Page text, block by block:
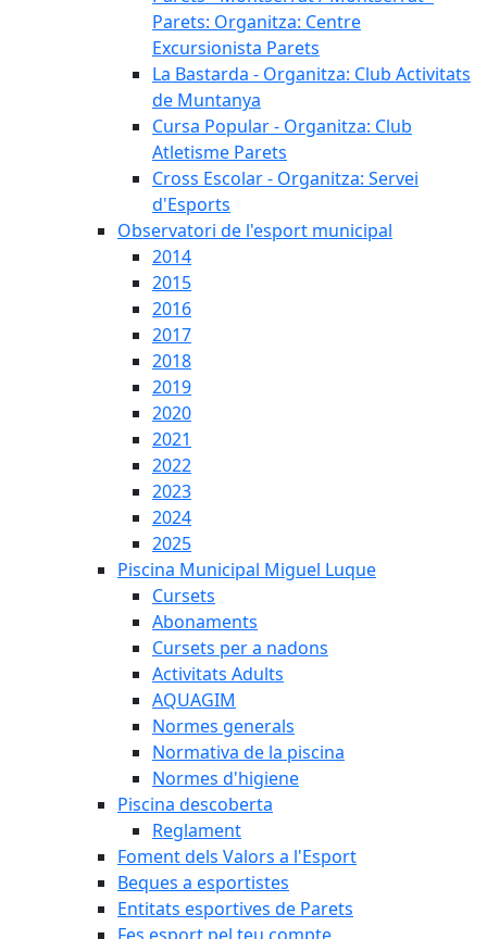
Parets: Organitza: Centre
Excursionista Parets
La Bastarda - Organitza: Club Activitats
de Muntanya
Cursa Popular - Organitza: Club
Atletisme Parets
Cross Escolar - Organitza: Servei
d'Esports
Observatori de l'esport municipal
2014
2015
2016
2017
2018
2019
2020
2021
2022
2023
2024
2025
Piscina Municipal Miguel Luque
Cursets
Abonaments
Cursets per a nadons
Activitats Adults
AQUAGIM
Normes generals
Normativa de la piscina
Normes d'higiene
Piscina descoberta
Reglament
Foment dels Valors a l'Esport
Beques a esportistes
Entitats esportives de Parets